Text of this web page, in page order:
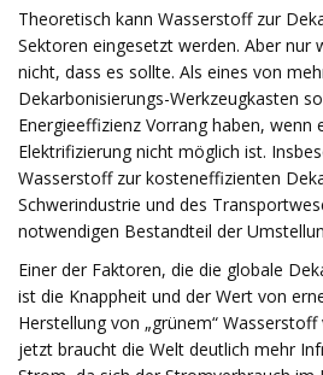
Theoretisch kann Wasserstoff zur
Sektoren eingesetzt werden. Aber nur
nicht, dass es sollte. Als eines von
Dekarbonisierungs-Werkzeugkasten
Energieeffizienz Vorrang haben, wenn
Elektrifizierung nicht möglich ist.
Wasserstoff zur kosteneffizienten
Schwerindustrie und des
notwendigen Bestandteil der
Einer der Faktoren, die die globale
ist die Knappheit und der Wert von
Herstellung von „grünem“
jetzt braucht die Welt deutlich mehr